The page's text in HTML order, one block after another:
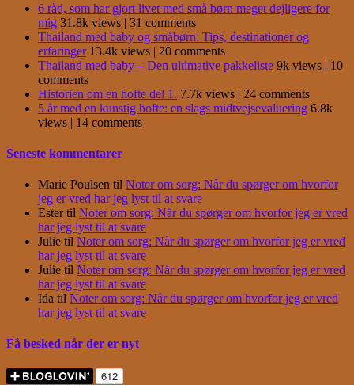
6 råd, som har gjort livet med små børn meget dejligere for
mig 31.8k views | 31 comments
Thailand med baby og småbørn: Tips, destinationer og
erfaringer 13.4k views | 20 comments
Thailand med baby – Den ultimative pakkeliste 9k views | 10
comments
Historien om en hofte del 1. 7.7k views | 24 comments
5 år med en kunstig hofte: en slags midtvejsevaluering 6.8k
views | 14 comments
Seneste kommentarer
Marie Poulsen til Noter om sorg: Når du spørger om hvorfor
jeg er vred har jeg lyst til at svare
Estertil Noter om sorg: Når du spørger om hvorfor jeg er vred
har jeg lyst til at svare
Julie til Noter om sorg: Når du spørger om hvorfor jeg er vred
har jeg lyst til at svare
Julie til Noter om sorg: Når du spørger om hvorfor jeg er vred
har jeg lyst til at svare
Ida til Noter om sorg: Når du spørger om hvorfor jeg er vred
har jeg lyst til at svare
Få besked når der er nyt